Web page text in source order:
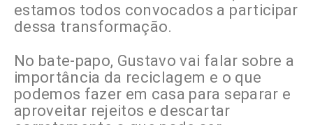
estamos todos convocados a participar
dessa transformação.
No bate-papo, Gustavo vai falar sobre a
importância da reciclagem e o que
podemos fazer em casa para separar e
aproveitar rejeitos e descartar